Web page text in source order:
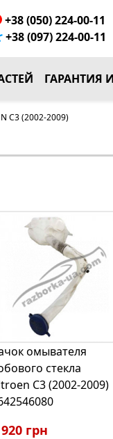
+38 (050) 224-00-11
+38 (097) 224-00-11
ГАРАНТИЯ
C3 (2002-2009)
омывателя
стекла
C3 (2002-2009)
грн